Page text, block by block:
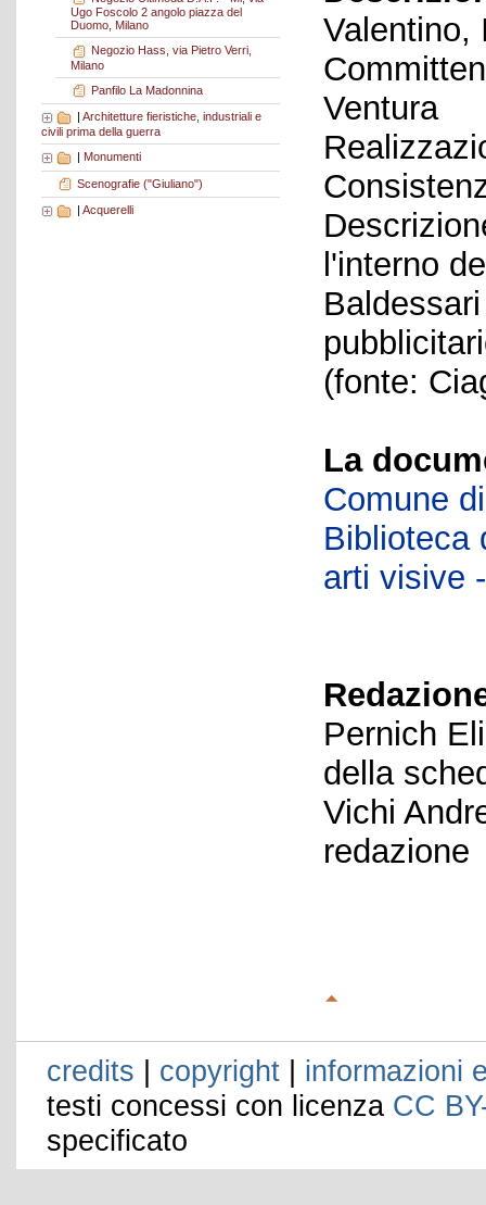
Ugo Foscolo 2 angolo piazza del
Duomo, Milano
Negozio Hass, via Pietro Verri,
Milano
Panfilo La Madonnina
Architetture fieristiche, industriali e
civili prima della guerra
| Monumenti
Scenografie ("Giuliano")
| Acquerelli
Valentino,
Ventura
l'interno
(fonte:
La
Comune
Biblioteca
arti visive
Pernich
della
Vichi
redazione
credits | copyright | informazioni
testi concessi con licenza CC
specificato